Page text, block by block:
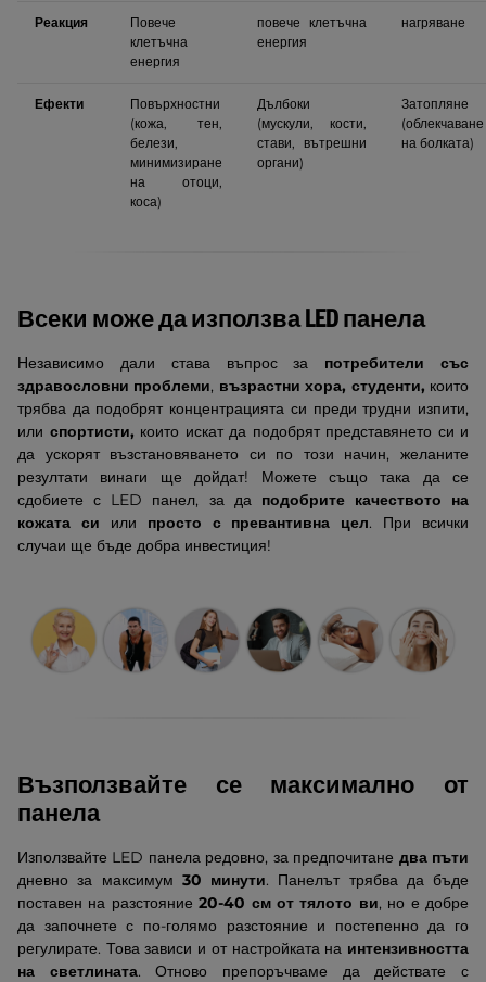
Реакция
Повече
клетъчна
енергия
повече клетъчна
енергия
нагряване
Ефекти
Повърхностни
(кожа, тен,
белези,
минимизиране
на отоци,
коса)
Дълбоки
(мускули, кости,
стави, вътрешни
органи)
Затопляне
(облекчаване
на болката)
Всеки може да използва LED панела
Независимо дали става въпрос за потребители със
здравословни проблеми, възрастни хора, студенти, които
трябва да подобрят концентрацията си преди трудни изпити,
или спортисти, които искат да подобрят представянето си и
да ускорят възстановяването си по този начин, желаните
резултати винаги ще дойдат! Можете също така да се
сдобиете с LED панел, за да подобрите качеството на
кожата си или просто с превантивна цел.
При всички
случаи ще бъде добра инвестиция!
Възползвайте се максимално от
панела
Използвайте LED панела редовно, за предпочитане два пъти
дневно за максимум 30 минути. Панелът трябва да бъде
поставен на разстояние20-40 см от тялото ви, но е добре
да започнете с по-голямо разстояние и постепенно да го
регулирате. Това зависи и от настройката на интензивността
на светлината. Отново препоръчваме да действате с